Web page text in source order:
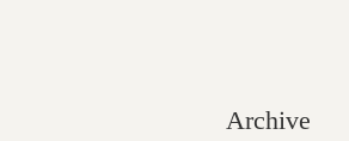
Archive